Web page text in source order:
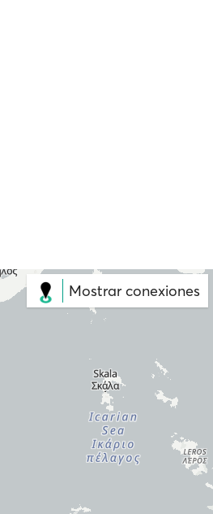
Mostrar conexiones